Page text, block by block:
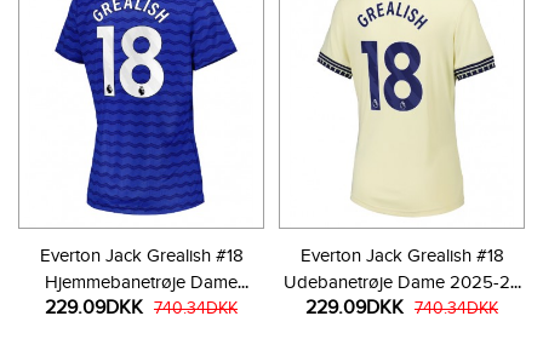
Everton Jack Grealish #18
Hjemmebanetrøje Dame
2025-26 Kortærmet
229.09DKK 740.34DKK
Everton Jack Grealish #18
Udebanetrøje Dame 2025-26
Kortærmet
229.09DKK 740.34DKK